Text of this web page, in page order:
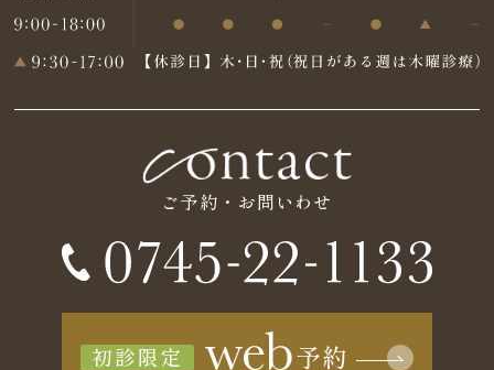
ご予約・お問いわせ
初診限定